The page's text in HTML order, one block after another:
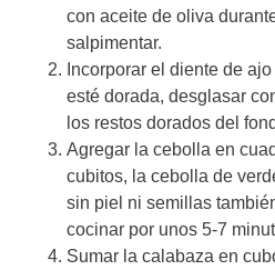
con aceite de oliva
salpimentar.
Incorporar el diente de
esté dorada, desglasar
los restos dorados del
Agregar la cebolla en
cubitos, la cebolla de
sin piel ni semillas
cocinar por unos 5-7
Sumar la calabaza en